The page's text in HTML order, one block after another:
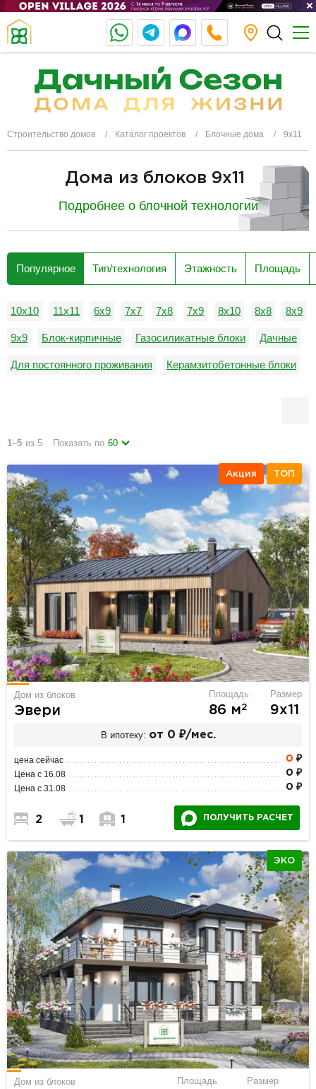
Строительство домов Каталог проектов Блочные дома 9х11
Дома из блоков 9х11
Подробнее о блочной технологии
Популярное Тип/технология Этажность Площадь
10х10 11х11 6х9 7х7 7х8 7х9 8х10 8х8 8х9
9х9 Блок-кирпичные Газосиликатные блоки Дачные
Для постоянного проживания Керамзитобетонные блоки
1–5 из 5 Показать по 60
Акция ТОП
Дом из блоков
Эвери
Площадь
86 м2
Размер
9х11
В ипотеку: от 0 ₽/мес.
цена сейчас 0 ₽
Цена с 16.08 0 ₽
Цена с 31.08 0 ₽
2 1 1 ПОЛУЧИТЬ РАСЧЕТ
ЭКО
Дом из блоков Площадь Размер